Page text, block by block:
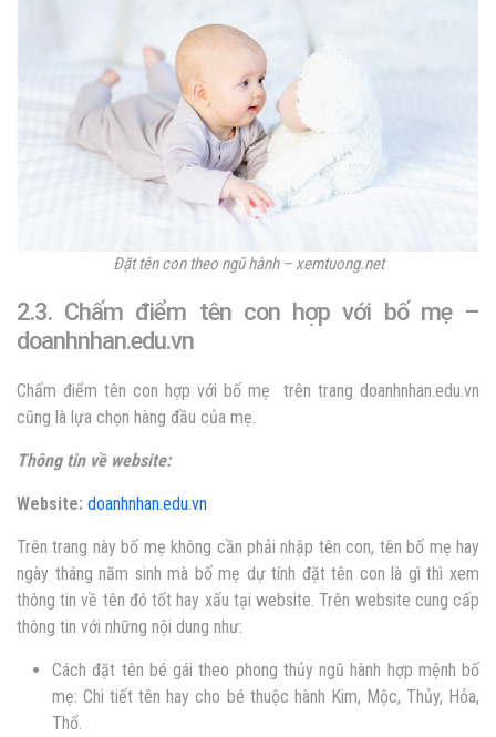
Đặt tên con theo ngũ hành – xemtuong.net
2.3. Chấm điểm tên con hợp với bố mẹ –
doanhnhan.edu.vn
Chấm điểm tên con hợp với bố mẹ trên trang doanhnhan.edu.vn
cũng là lựa chọn hàng đầu của mẹ.
Thông tin về website:
Website: doanhnhan.edu.vn
Trên trang này bố mẹ không cần phải nhập tên con, tên bố mẹ hay
ngày tháng năm sinh mà bố mẹ dự tính đặt tên con là gì thì xem
thông tin về tên đó tốt hay xấu tại website. Trên website cung cấp
thông tin với những nội dung như:
Cách đặt tên bé gái theo phong thủy ngũ hành hợp mệnh bố
mẹ: Chi tiết tên hay cho bé thuộc hành Kim, Mộc, Thủy, Hỏa,
Thổ.